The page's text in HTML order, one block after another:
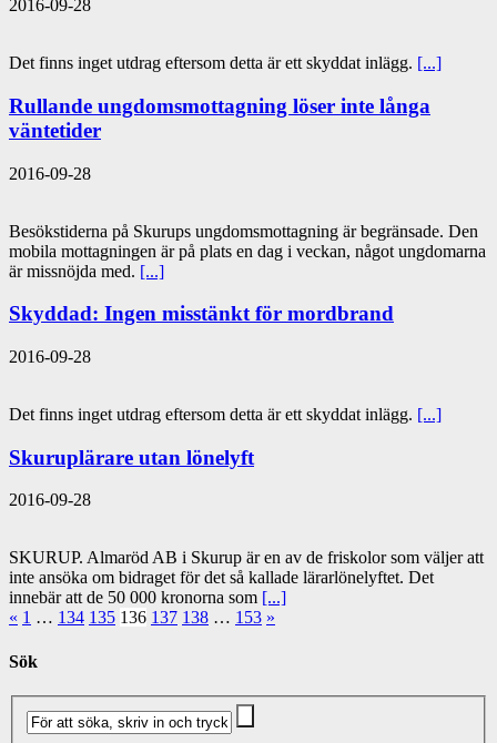
2016-09-28
Det finns inget utdrag eftersom detta är ett skyddat inlägg. [...]
Rullande ungdomsmottagning löser inte långa
väntetider
2016-09-28
Besökstiderna på Skurups ungdomsmottagning är begränsade. Den
mobila mottagningen är på plats en dag i veckan, något ungdomarna
är missnöjda med. [...]
Skyddad: Ingen misstänkt för mordbrand
2016-09-28
Det finns inget utdrag eftersom detta är ett skyddat inlägg. [...]
Skuruplärare utan lönelyft
2016-09-28
SKURUP. Almaröd AB i Skurup är en av de friskolor som väljer att
inte ansöka om bidraget för det så kallade lärarlönelyftet. Det
innebär att de 50 000 kronorna som [...]
« 1 … 134 135 136 137 138 … 153 »
Sök